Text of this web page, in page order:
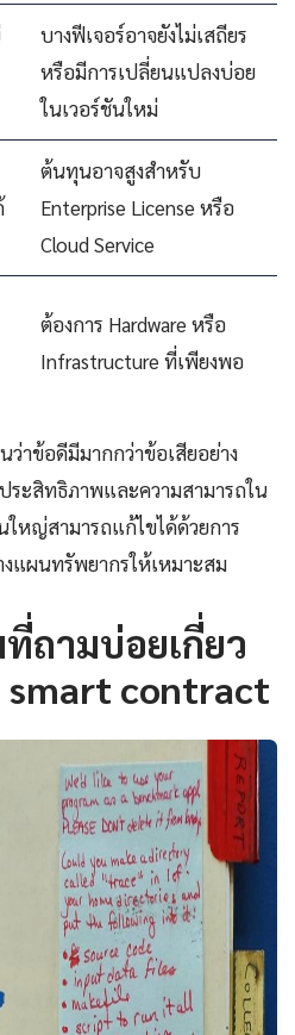
บางฟีเจอร์อาจยังไม่เสถียร
หรือมีการเปลี่ยนแปลงบ่อย
ในเวอร์ชันใหม่
ต้นทุนอาจสูงสำหรับ
Enterprise License หรือ
Cloud Service
ต้องการ Hardware หรือ
Infrastructure ที่เพียงพอ
ว่าข้อดีมีมากกว่าข้อเสียอย่าง
ระสิทธิภาพและความสามารถใน
ใหญ่สามารถแก้ไขได้ด้วยการ
งแผนทรัพยากรให้เหมาะสม
ถามบ่อยเกี่ยว
smart contract